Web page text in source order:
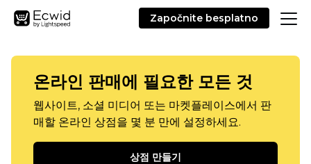
Započnite besplatno
온라인 판매에 필요한 모든 것
웹사이트, 소셜 미디어 또는 마켓플레이스에서 판
매할 온라인 상점을 몇 분 만에 설정하세요.
상점 만들기